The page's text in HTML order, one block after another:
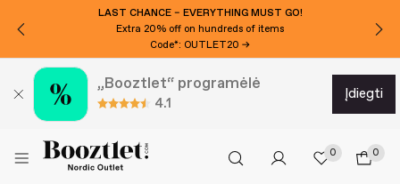
LAST CHANCE – EVERYTHING MUST GO!
Extra 20% off on hundreds of items
Code*: OUTLET20 →
„Booztlet“ programėlė
4.1
įdiegti
0 0